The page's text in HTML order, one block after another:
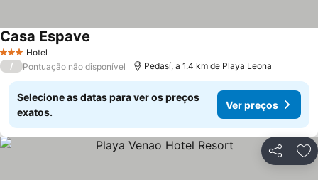
3 EstrelasHotel
Casa Espave
/ Pontuação não disponível Pedasí, a 1.4 km de Playa Leona
Selecione as datas para ver os preços
exatos.
Ver preços
Partilhar